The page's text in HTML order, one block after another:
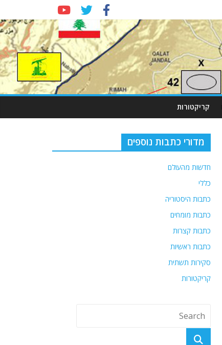
קריקטורות
מדורי כתבות נוספים
חדשות מהעולם
כללי
כתבות היסטוריה
כתבות מומחים
כתבות קצרות
כתבות ראשיות
סקירות תשתית
קריקטורות